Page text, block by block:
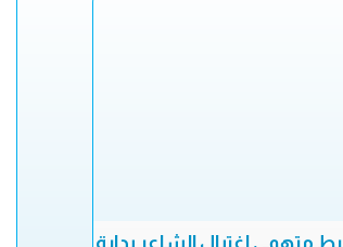
متهمي اغتيال الشاعر بداية